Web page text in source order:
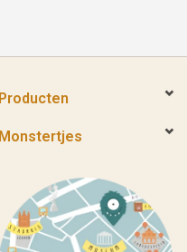
Producten
Monstertjes